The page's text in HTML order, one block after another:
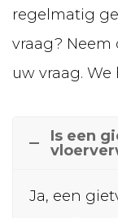
regelmatig
vraag? Neem
uw vraag.
Is een
Ja, een